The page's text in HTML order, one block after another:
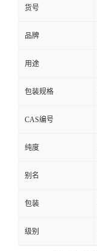
货号
品牌
用途
包装规格
CAS编号
纯度
别名
包装
级别